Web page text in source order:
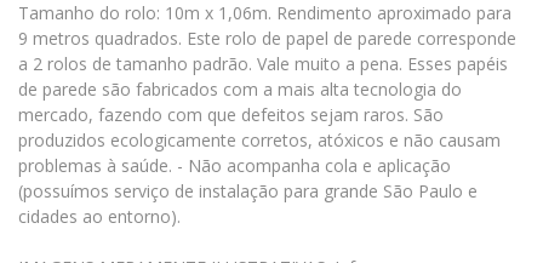
Tamanho do rolo: 10m x 1,06m. Rendimento aproximado para
9 metros quadrados. Este rolo de papel de parede corresponde
a 2 rolos de tamanho padrão. Vale muito a pena. Esses papéis
de parede são fabricados com a mais alta tecnologia do
mercado, fazendo com que defeitos sejam raros. São
produzidos ecologicamente corretos, atóxicos e não causam
problemas à saúde. - Não acompanha cola e aplicação
(possuímos serviço de instalação para grande São Paulo e
cidades ao entorno).